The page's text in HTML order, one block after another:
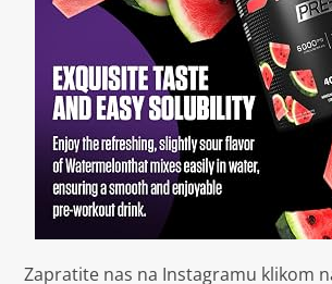
Zapratite nas na Instagramu klikom